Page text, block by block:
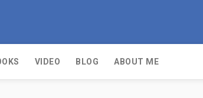
VIDEO BLOG ABOUT ME